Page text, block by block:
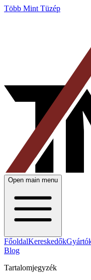
Több Mint Tüzép
Open main menu
FőoldalKereskedők
Blog
Tartalomjegyzék